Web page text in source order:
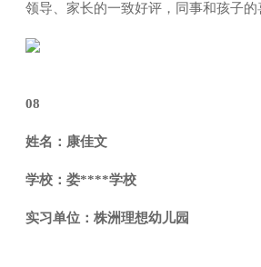
领导、家长的一致好评，同事和孩子的
08
姓名：康佳文
学校：娄****学校
实习单位：株洲理想幼儿园